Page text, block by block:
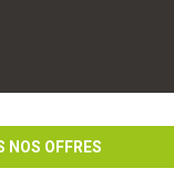
NOS OFFRES